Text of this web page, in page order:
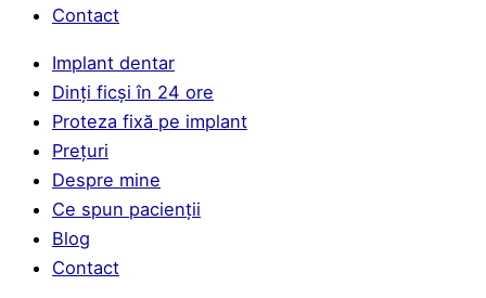
Contact
Implant dentar
Dinți ficși în 24 ore
Proteza fixă pe implant
Prețuri
Despre mine
Ce spun pacienții
Blog
Contact